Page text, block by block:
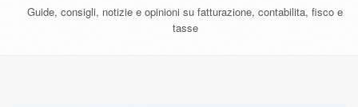
Guide, consigli, notizie e opinioni su fatturazione, contabilita, fisco e
tasse